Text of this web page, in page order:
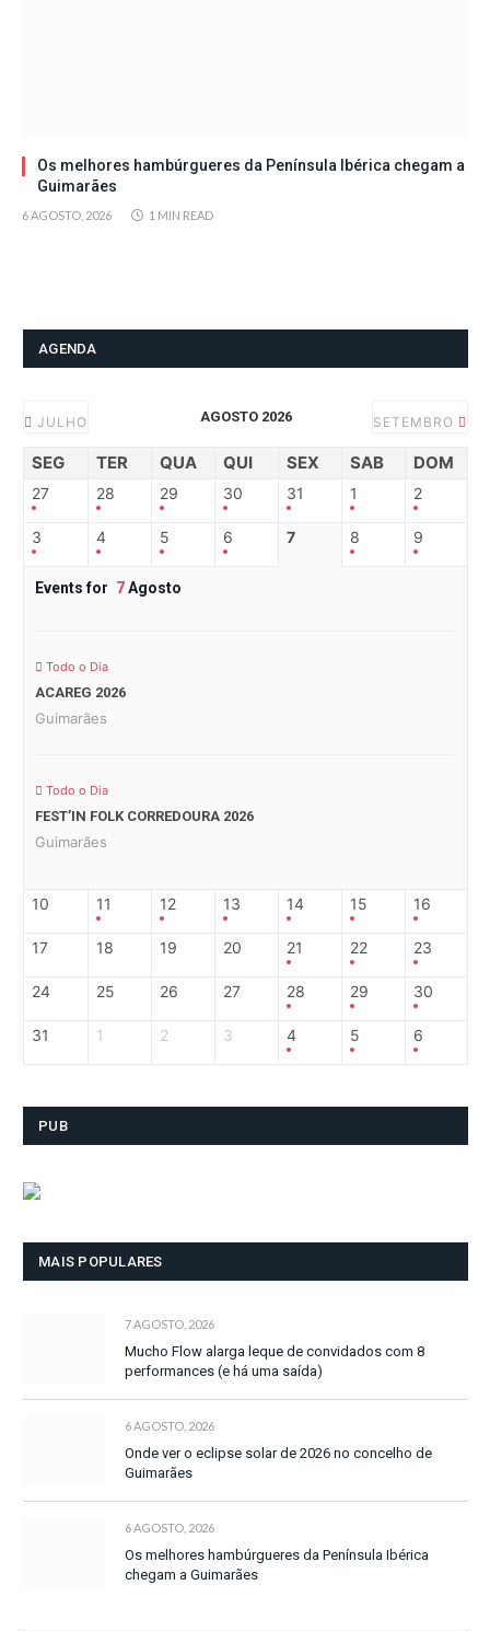
Os melhores hambúrgueres da Península Ibérica chegam a
Guimarães
6 AGOSTO, 2026 1 MIN READ
AGENDA
JULHO AGOSTO 2026 SETEMBRO
SEG TER QUA QUI SEX SAB DOM
27 28 29 30 31 1 2
3 4 5 6 7 8 9
Events for 7Agosto
Todo o Dia
ACAREG 2026
Guimarães
Todo o Dia
FEST’IN FOLK CORREDOURA 2026
Guimarães
10 11 12 13 14 15 16
17 18 19 20 21 22 23
24 25 26 27 28 29 30
31 1 2 3 4 5 6
PUB
MAIS POPULARES
7 AGOSTO, 2026
Mucho Flow alarga leque de convidados com 8
performances (e há uma saída)
6 AGOSTO, 2026
Onde ver o eclipse solar de 2026 no concelho de
Guimarães
6 AGOSTO, 2026
Os melhores hambúrgueres da Península Ibérica
chegam a Guimarães